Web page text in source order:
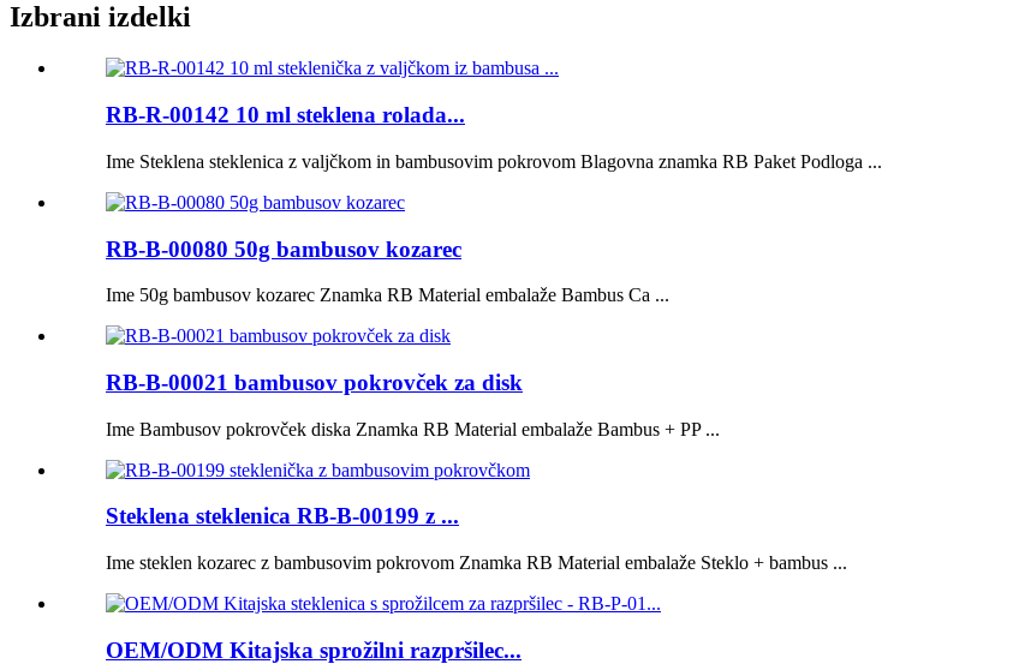
Izbrani izdelki
RB-R-00142 10 ml steklena rolada...
Ime Steklena steklenica z valjčkom in bambusovim pokrovom Blagovna znamka RB Paket Podloga ...
RB-B-00080 50g bambusov kozarec
Ime 50g bambusov kozarec Znamka RB Material embalaže Bambus Ca ...
RB-B-00021 bambusov pokrovček za disk
Ime Bambusov pokrovček diska Znamka RB Material embalaže Bambus + PP ...
Steklena steklenica RB-B-00199 z ...
Ime steklen kozarec z bambusovim pokrovom Znamka RB Material embalaže Steklo + bambus ...
OEM/ODM Kitajska sprožilni razpršilec...